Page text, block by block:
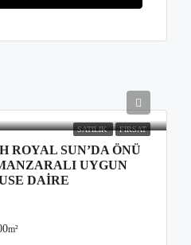
SATILIK FIRSAT
ROYAL SUN’DA ÖNÜ
UYGUN
DAIRE
m²